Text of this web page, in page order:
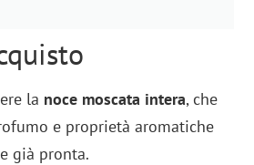
la noce moscata intera, che
e proprietà aromatiche
già pronta.